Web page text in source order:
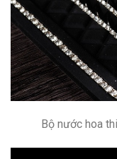
Bộ nước hoa